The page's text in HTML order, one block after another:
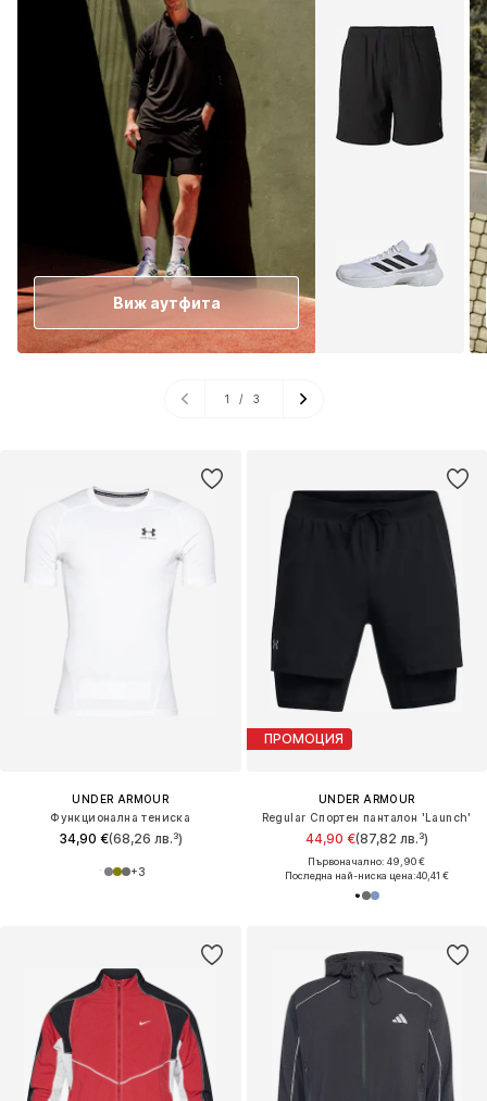
Виж аутфита
1 / 3
UNDER ARMOUR
Функционална тениска
34,90 €(68,26 лв.³)
+3
ПРОМОЦИЯ
UNDER ARMOUR
Regular Спортен панталон 'Launch'
44,90 €(87,82 лв.³)
Първоначално: 49,90 €
Последна най-ниска цена:40,41 €